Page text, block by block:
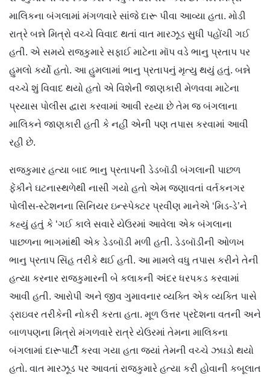
માલિકના બંગલામાં મંગળવારે સાંજે દારૂ પીવા આવ્યા હતા. મોડી
રાત્રે બન્ને મિત્રો વચ્ચે વિવાદ થતાં વાત મારઝૂડ સુધી પહોંચી ગઈ
હતી. એ સમયે રાજકુમારે સફાઈ માટેના મૉપ વડે ભાનુ પ્રતાપ પર
હુમલો કર્યો હતો. આ હુમલામાં ભાનુ પ્રતાપનું મૃત્યુ થયું હતું. બન્ને
વચ્ચે શું વિવાદ થયો હતો એ વિશેની જાણકારી મેળવવા માટેના
પ્રયાસ પોલીસ દ્વારા કરવામાં આવી રહ્યા છે તેમ જ બંગલાના
માલિકને જાણકારી હતી કે નહીં એની પણ તપાસ કરવામાં આવી
રહી છે.
રાજકુમાર હત્યા બાદ ભાનુ પ્રતાપની ડેડબૉડી બંગલાની પાછળ
ફેંકીને ઘટનાસ્થળેથી નાસી ગયો હતો એમ જણાવતાં વર્તકનગર
પોલીસ-સ્ટેશનના સિનિયર ઇન્સ્પેક્ટર પ્રવીણ માનેએ ‘મિડ-ડે’ને
કહ્યું હતું કે ‘ગઈ કાલે સવારે યેઉરમાં આવેલા એક બંગલાના
પાછળના ભાગમાંથી એક ડેડબૉડી મળી હતી. ડેડબૉડીની ઓળખ
ભાનુ પ્રતાપ સિંહ તરીકે થઈ હતી. આ મામલે વધુ તપાસ કરીને તેની
હત્યા કરનાર રાજકુમારની બે કલાકની અંદર ધરપકડ કરવામાં
આવી હતી. આરોપી અને જીવ ગુમાવનાર વ્યક્તિ એક વ્યક્તિ પાસે
ડ્રાઇવર તરીકેની નોકરી કરતા હતા. મૂળ ઉત્તર પ્રદેશના વતની અને
બાળપણના મિત્રો મંગળવારે રાત્રે યેઉરમાં તેમના માલિકના
બંગલામાં દારૂપાર્ટી કરવા ગયા હતા જ્યાં તેમની વચ્ચે ઝઘડો થયો
હતો. વાત મારઝૂડ પર આવતાં રાજકુમારે હત્યા કરી હોવાની કબૂલાત